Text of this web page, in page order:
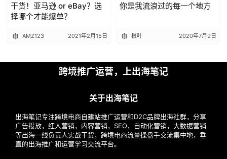
干货！亚马逊 or eBay？选
择哪个才能爆单？
AMZ123 2021年2月15日
你是我流浪过的每一个地方
根叶 2020年7月9日
跨境推广运营，上出海笔记
关于出海笔记
出海笔记专注跨境电商自建站推广运营和D2C品牌出海社群，分享
广告投放，红人营销，内容营销，SEO，自动化营销，大数据营销
等出海一线负责人实战干货，跨境电商流量操盘手交流集中地，垂
直的出海推广和运营学习交流平台。